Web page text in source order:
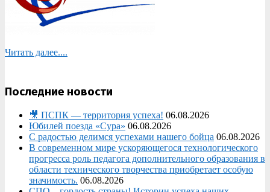
Читать далее....
Последние новости
🎥 ПСПК — территория успеха! 06.08.2026
Юбилей поезда «Сура» 06.08.2026
С радостью делимся успехами нашего бойца 06.08.2026
В современном мире ускоряющегося технологического
прогресса роль педагога дополнительного образования в
области технического творчества приобретает особую
значимость. 06.08.2026